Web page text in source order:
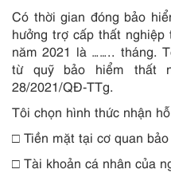
Có thời gian đóng bảo
hưởng trợ cấp thất
năm 2021 là …….. tháng.
từ quỹ bảo hiểm thất
28/2021/QĐ-TTg.
Tôi chọn hình thức nhận
□ Tiền mặt tại cơ quan
□ Tài khoản cá nhân của